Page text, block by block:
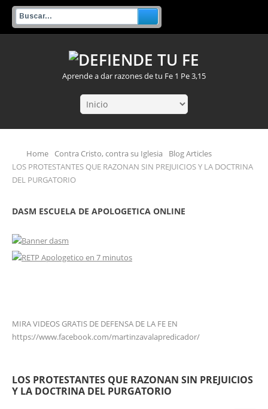
Aprende a dar razones de tu Fe 1 Pe 3,15
Home Contra Cristo, contra su Iglesia
Blog Articles
LOS PROTESTANTES QUE RAZONAN SIN PREJUICIOS Y LA DOCTRINA
DEL PURGATORIO
DASM ESCUELA DE APOLOGETICA ONLINE
MIRA VIDEOS GRATIS DE DEFENSA DE LA FE EN
https://www.facebook.com/martinzavalapredicador/
LOS PROTESTANTES QUE RAZONAN SIN PREJUICIOS
Y LA DOCTRINA DEL PURGATORIO